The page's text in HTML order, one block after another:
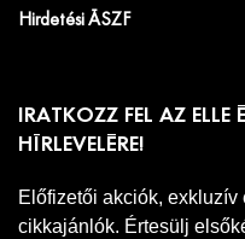
Hirdetési ÁSZF
IRATKOZZ FEL AZ ELLE
HÍRLEVELÉRE!
Előfizetői akciók,
cikkajánlók. Értesülj